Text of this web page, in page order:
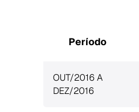
Período
OUT/2016 A
DEZ/2016